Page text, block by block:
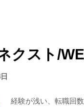
クスト/
経験が浅い、転職回